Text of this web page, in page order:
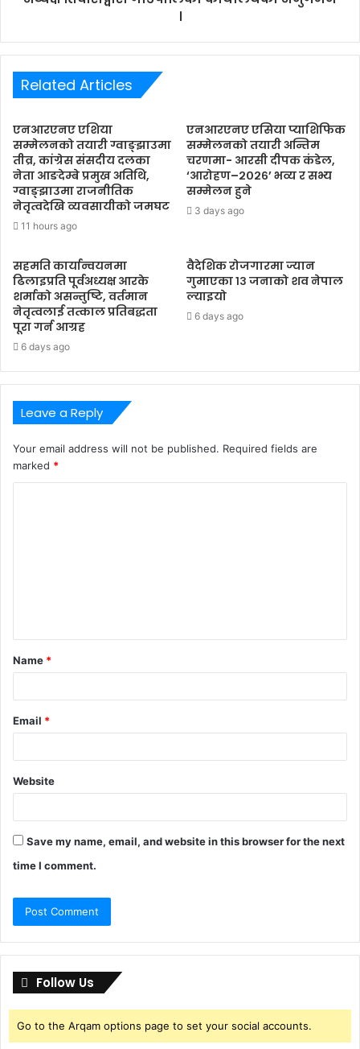
।
Related Articles
एनआरएनए एशिया
सम्मेलनको तयारी ग्वाङ्झाउमा
तीव्र, कांग्रेस संसदीय दलका
नेता आङदेम्बे प्रमुख अतिथि,
ग्वाङ्झाउमा राजनीतिक
नेतृत्वदेखि व्यवसायीको जमघट
11 hours ago
एनआरएनए एसिया प्याशिफिक
सम्मेलनको तयारी अन्तिम
चरणमा- आरसी दीपक कंडेल,
‘आरोहण–२०२६’ भव्य र सभ्य
सम्मेलन हुने
3 days ago
सहमति कार्यान्वयनमा
ढिलाइप्रति पूर्वअध्यक्ष आरके
शर्माको असन्तुष्टि, वर्तमान
नेतृत्वलाई तत्काल प्रतिबद्धता
पूरा गर्न आग्रह
6 days ago
वैदेशिक रोजगारमा ज्यान
गुमाएका १३ जनाको शव नेपाल
ल्याइयो
6 days ago
Leave a Reply
Your email address will not be published. Required fields are
marked *
t
*
Name *
Email *
Website
Save my name, email, and website in this browser for the next
time I comment.
Follow Us
Go to the Arqam options page to set your social accounts.